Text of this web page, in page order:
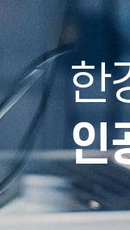
한
인